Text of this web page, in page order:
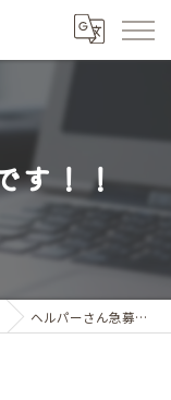
す！！
ヘルパーさん急募です！！